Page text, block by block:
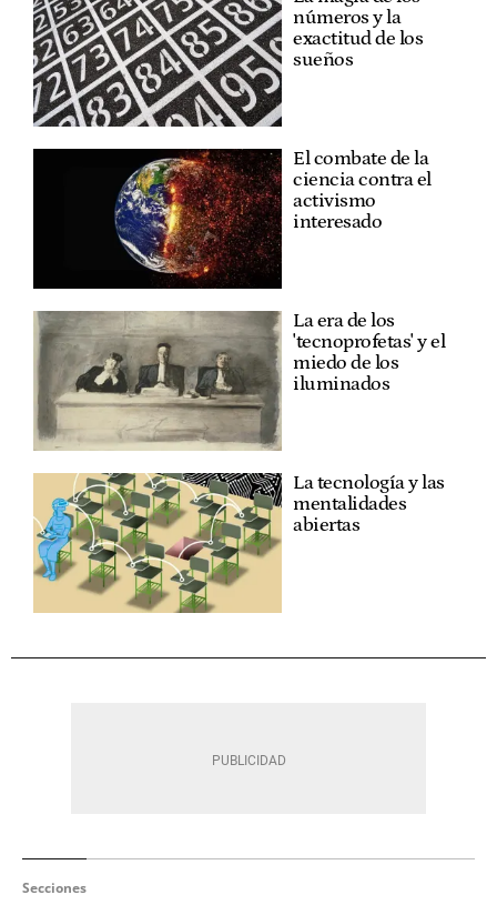
números y la
exactitud de los
sueños
El combate de la
ciencia contra el
activismo
interesado
La era de los
'tecnoprofetas' y el
miedo de los
iluminados
La tecnología y las
mentalidades
abiertas
Secciones